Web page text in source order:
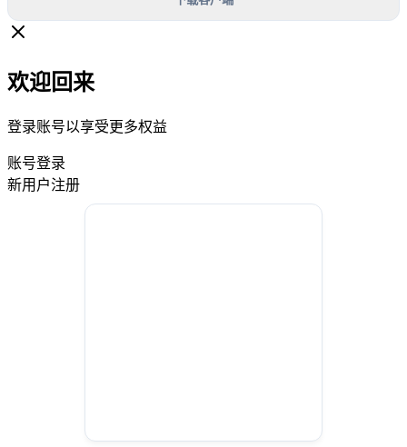
欢迎回来
登录账号以享受更多权益
账号登录
新用户注册